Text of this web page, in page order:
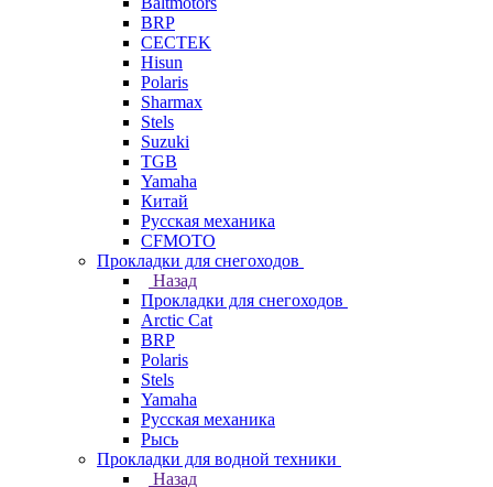
BRP
CECTEK
Hisun
Polaris
Sharmax
Stels
Suzuki
TGB
Yamaha
Китай
Русская механика
СFMOTO
Прокладки для снегоходов
Назад
Прокладки для снегоходов
Arctic Cat
BRP
Polaris
Stels
Yamaha
Русская механика
Рысь
Прокладки для водной техники
Назад